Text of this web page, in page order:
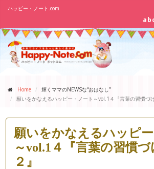
ハッピー・ノート.com
Home
輝くママのNEWSな“おはなし”
願いをかなえるハッピー・ノート～vol.1４『言葉の習慣づ
願いをかなえるハッピ
～vol.1４『言葉の習慣
２』